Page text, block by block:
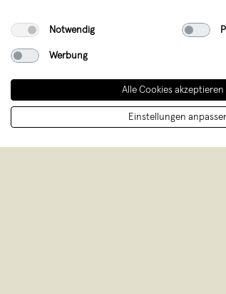
Notwendig
Werbung
Alle Cookies
Einstellungen